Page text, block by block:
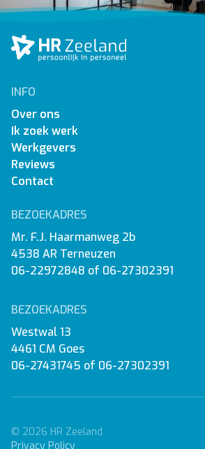
INFO
Over ons
Ik zoek werk
Werkgevers
Reviews
Contact
BEZOEKADRES
Mr. F.J. Haarmanweg 2b
4538 AR Terneuzen
06-22972848 of 06-27302391
BEZOEKADRES
Westwal 13
4461 CM Goes
06-27431745 of 06-27302391
© 2026 HR Zeeland
Privacy Policy